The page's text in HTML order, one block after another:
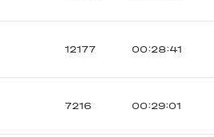
12177 00:28:41
7216 00:29:01